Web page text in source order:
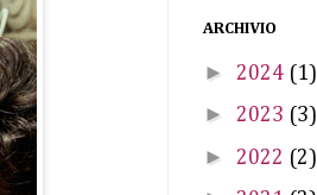
ARCHIVIO
► 2024 (1)
► 2023 (3)
► 2022 (2)